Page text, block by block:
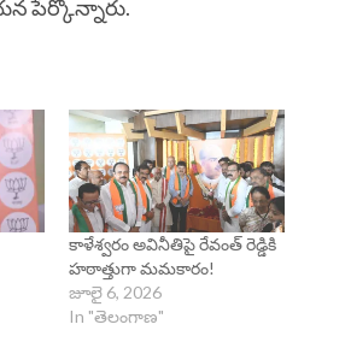
పేర్కొన్నారు.
కాళేశ్వరం అవినీతిపై రేవంత్ రెడ్డికి
హఠాత్తుగా మమకారం!
జూలై 6, 2026
In "తెలంగాణ"